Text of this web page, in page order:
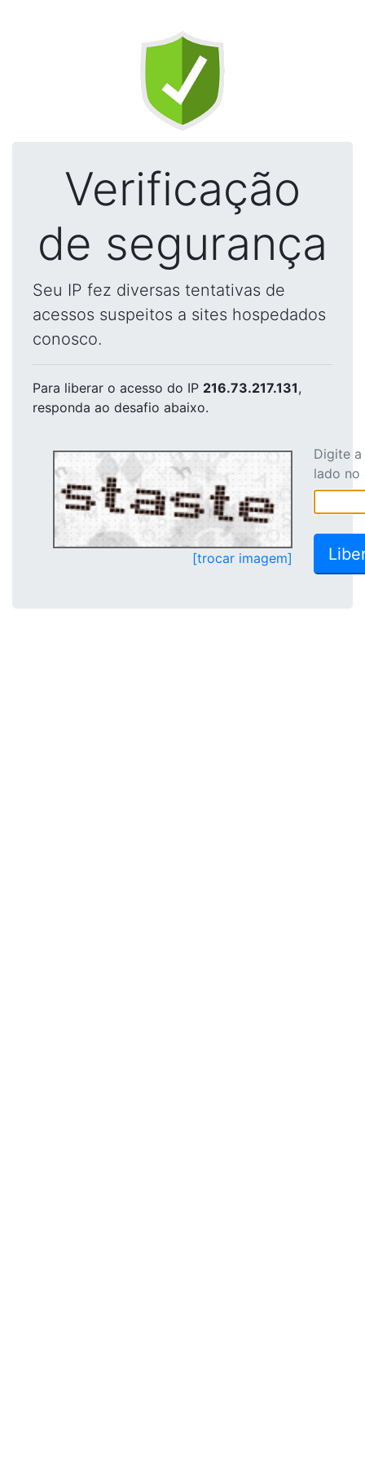
Verificação
de segurança
Seu IP fez diversas tentativas de
acessos suspeitos a sites hospedados
conosco.
Para liberar o acesso do IP 216.73.217.131,
responda ao desafio abaixo.
[trocar imagem]
Digite
lado no